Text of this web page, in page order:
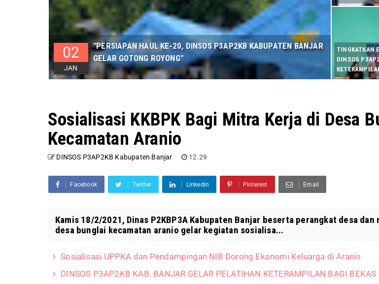
"PERSIAPAN HAUL KE-20, DINSOS P3AP2KB KABUPATEN BANJAR
GELAR GOTONG ROYONG"
02
JAN
TINGKATKAN
DINSOS
Sosialisasi KKBPK Bagi Mitra Kerja di Desa
Kecamatan Aranio
DINSOS P3AP2KB Kabupaten Banjar 12.29
Facebook Twitter Linkedin Pinterest Email
Kamis 18/2/2021, Dinas P2KBP3A Kabupaten Banjar beserta perangkat desa dan
desa bunglai kecamatan aranio gelar kegiatan sosialisa...
Sosialisasi UPPKA dan Pendampingan NIB Dorong Ekonomi Keluarga di Aranio
DINSOS P3AP2KB KAB. BANJAR GELAR PELATIHAN KETERAMPILAN BAGI BEKAS